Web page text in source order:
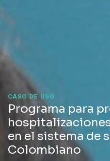
CASO DE USO
Programa para
en el sistema de
Colombiano